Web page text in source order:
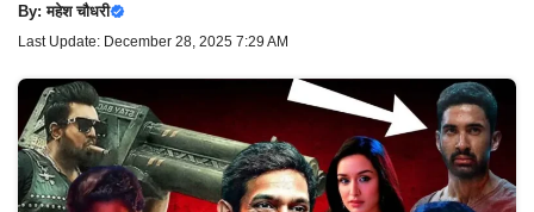
By:महेश चौधरी
Last Update: December 28, 2025 7:29 AM